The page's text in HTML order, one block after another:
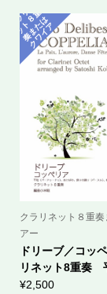
ク
ラ
リ
ネ
ッ
ト
８
重
奏
ま
た
は
ク
ワ
イ
ア
ー
クラリネット８重奏
アー
ドリーブ／コッ
リネット8重奏
¥2,500